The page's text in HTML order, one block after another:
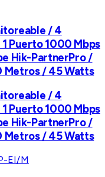
/ 4
Puerto 1000 Mbps
Hik-PartnerPro /
Metros / 45 Watts
/ 4
Puerto 1000 Mbps
Hik-PartnerPro /
Metros / 45 Watts
EI/M